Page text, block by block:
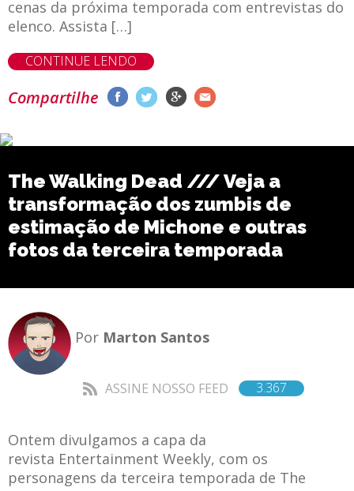
cenas da próxima temporada com entrevistas do
elenco. Assista […]
CONTINUE LENDO
Compartilhe
The Walking Dead /// Veja a
transformação dos zumbis de
estimação de Michone e outras
fotos da terceira temporada
Por Marton Santos
ASSINE NOSSO FEED 3.367
Ontem divulgamos a capa da
revista Entertainment Weekly, com os
personagens da terceira temporada de The